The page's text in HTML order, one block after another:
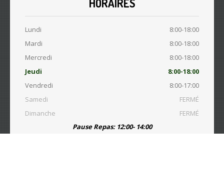
HORAIRES
Lundi
8:00-18:00
Mardi
8:00-18:00
Mercredi
8:00-18:00
Jeudi
8:00-18:00
Vendredi
8:00-17:00
Samedi
FERMÉ
Dimanche
FERMÉ
Pause Repas: 12:00- 14:00